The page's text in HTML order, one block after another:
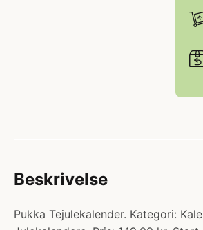
Beskrivelse
Pukka Tejulekalender. Kategori: